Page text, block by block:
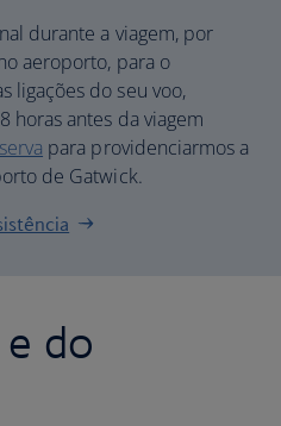
durante a viagem, por
aeroporto, para o
ligações do seu voo,
horas antes da viagem
para providenciarmos a
de Gatwick.
do